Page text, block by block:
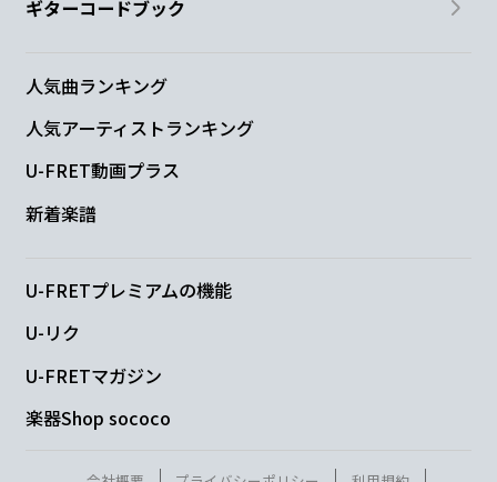
ギターコードブック
人気曲ランキング
人気アーティストランキング
U-FRET動画プラス
新着楽譜
U-FRETプレミアムの機能
U-リク
U-FRETマガジン
楽器Shop sococo